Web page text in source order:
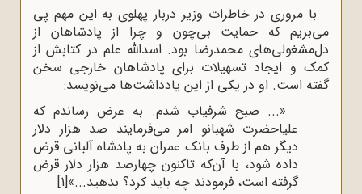
با مروری در خاطرات وزیر دربار پهلوی به این مهم پی
می‌بریم که حمایت بی‌چون و چرا از پادشاهان از
دل‌مشغولی‌های محمدرضا بود. اسدالله علم در کتابش از
کمک و ایجاد تسهیلات برای پادشاهان خارجی سخن
گفته است. او در یکی از این یادداشت‌ها می‌نویسد:
«... صبح شرفیاب شدم. به عرض رساندم که
علیاحضرت شهبانو امر می‌فرمایند صد هزار دلار
دیگر هم از طرف بانک عمران به پادشاه آلبانی قرض
داده شود، با آن‌که تاکنون چهارصد هزار دلار قرض
گرفته است، فرمودند چه باید کرد؟ بدهید...»[1]